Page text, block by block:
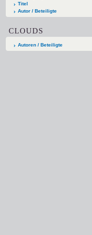
Titel
Autor / Beteiligte
CLOUDS
Autoren / Beteiligte